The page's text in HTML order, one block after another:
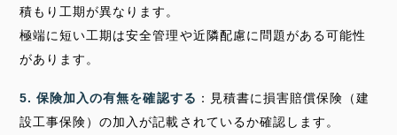
積もり工期が異なります。
極端に短い工期は安全管理や近隣配慮に問題がある可能性
があります。
5. 保険加入の有無を確認する ：見積書に損害賠償保険（建
設工事保険）の加入が記載されているか確認します。